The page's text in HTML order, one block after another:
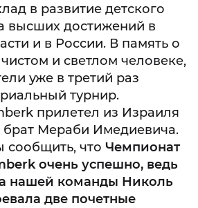
в развитие детского
высших достижений в
и в России. В память о
и светлом человеке,
уже в третий раз
турнир.
прилетел из Израиля
брат Мераби Имедиевича.
сообщить, что Чемпионат
очень успешно, ведь
нашей команды Николь
две почетные